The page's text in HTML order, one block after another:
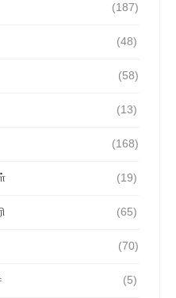
(187)
(48)
(58)
(13)
(168)
(19)
(65)
(70)
(5)